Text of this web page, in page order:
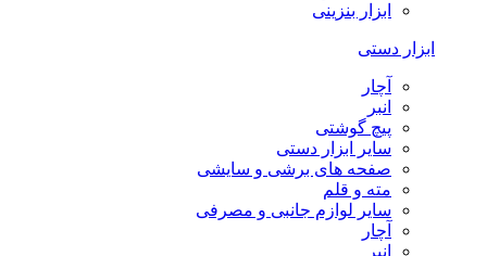
ابزار بنزینی
ابزار دستی
آچار
انبر
پیچ گوشتی
سایر ابزار دستی
صفحه های برشی و سایشی
مته و قلم
سایر لوازم جانبی و مصرفی
آچار
انبر